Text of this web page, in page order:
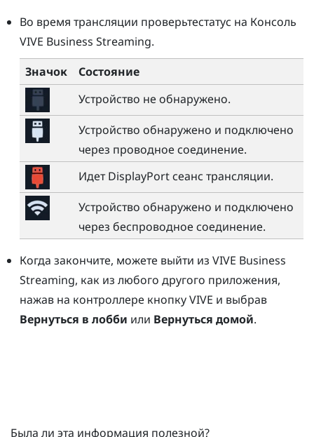
Во время трансляции проверьтестатус на Консоль
VIVE Business Streaming.
Значок
Состояние
Устройство не обнаружено.
Устройство обнаружено и подключено
через проводное соединение.
ИдетDisplayPortсеанс трансляции.
Устройство обнаружено и подключено
через беспроводное соединение.
Когда закончите, можете выйти из VIVE Business
Streaming, как из любого другого приложения,
нажав на контроллере кнопку VIVE и выбрав
Вернуться в лобби или Вернуться домой.
Была ли эта информация полезной?